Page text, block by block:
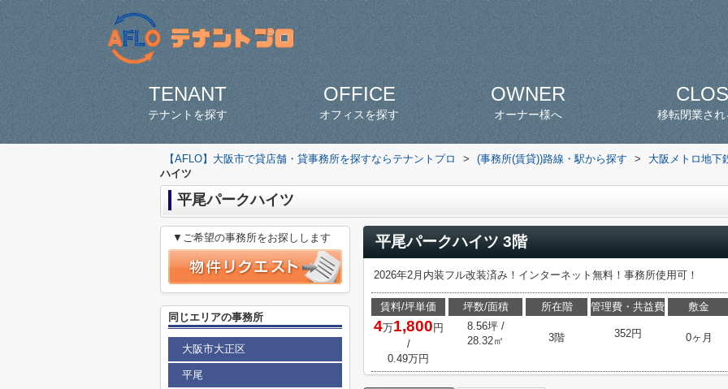
TENANT
テナントを探す
OFFICE
オフィスを探す
OWNER
オーナー様へ 移転閉業さ
【AFLO】大阪市で貸店舗・貸事務所を探すならテナントプロ > (事務所(賃貸))路線・駅から探す >
大阪メトロ地下
ハイツ
平尾パークハイツ
平尾パークハイツ 3階
2026年2月内装フル改装済み！インターネット無料！事務所使用可！
賃料/坪単価
4万1,800 円
/
0.49万円
坪数/面積
8.56坪 /
28.32㎡
所在階
3階
管理費・共益費
352円
敷金
0ヶ月
▼ご希望の事務所をお探しします
同じエリアの事務所
大阪市大正区
平尾